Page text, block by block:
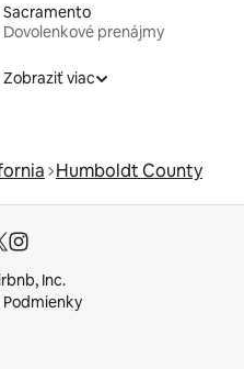
Sacramento
Dovolenkové prenájmy
Zobraziť viac
Humboldt County
Inc.
Podmienky